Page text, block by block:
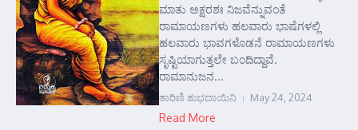
ಮಾತು ಅಕ್ಷರಶಃ ನಿಜವೆನ್ನುವಂತೆ
ರಾಮಾಯಣಗಳು ಹಲವಾರು ಭಾಷೆಗಳಲ್ಲಿ
ಹಲವಾರು ಭಾವಗಳೊಡನೆ ರಾಮಾಯಣಗಳು
ಸೃಷ್ಟಿಯಾಗುತ್ತಲೇ ಬಂದಿದ್ದಾವೆ.
ರಾಮಾನುಜನ...
ತಾರಿಣಿ ಶುಭದಾಯಿನಿ May 24, 2024
Read More